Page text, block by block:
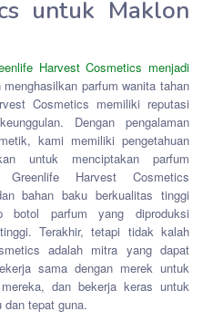
untuk Maklon
Harvest Cosmetics menjadi
parfum wanita tahan
Cosmetics memiliki reputasi
Dengan pengalaman
kami memiliki pengetahuan
untuk menciptakan parfum
Harvest Cosmetics
bahan baku berkualitas tinggi
botol parfum yang diproduksi
Terakhir, tetapi tidak kalah
adalah mitra yang dapat
sama dengan merek untuk
dan bekerja keras untuk
tepat guna.